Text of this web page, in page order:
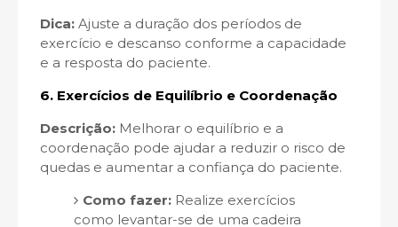
Dica: Ajuste a duração dos períodos de
exercício e descanso conforme a capacidade
e a resposta do paciente.
6. Exercícios de Equilíbrio e Coordenação
Descrição: Melhorar o equilíbrio e a
coordenação pode ajudar a reduzir o risco de
quedas e aumentar a confiança do paciente.
Como fazer:Realize exercícios
como levantar-se de uma cadeira